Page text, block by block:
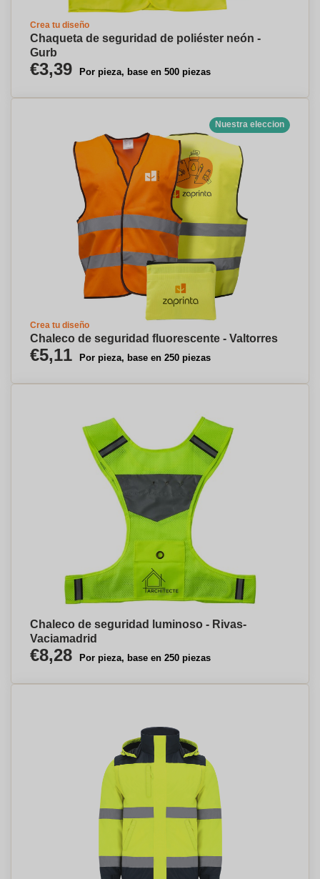
Crea tu diseño
Chaqueta de seguridad de poliéster neón -
Gurb
€3,39 Por pieza, base en 500 piezas
Nuestra eleccion
Crea tu diseño
Chaleco de seguridad fluorescente - Valtorres
€5,11 Por pieza, base en 250 piezas
Chaleco de seguridad luminoso - Rivas-
Vaciamadrid
€8,28 Por pieza, base en 250 piezas